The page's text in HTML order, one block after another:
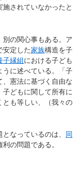
されていなかったと
の関心事もある。ア
安定した家族構造を子
子縁組における子ども
うに述べている。「子
、憲法に基づく自由な
どもに関して所有に
とも等しい、（我々の
なっているのは、 同
の問題である。